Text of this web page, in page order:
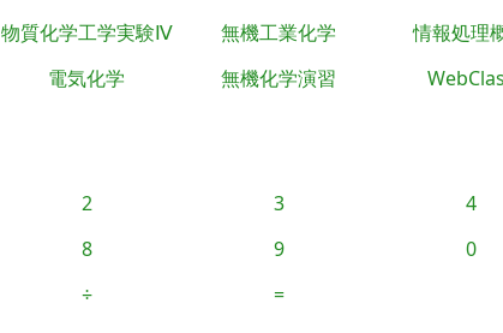
物質化学工学実験Ⅳ 無機工業化学 情報処理
電気化学 無機化学演習
2 3 4
8 9 0
÷ =